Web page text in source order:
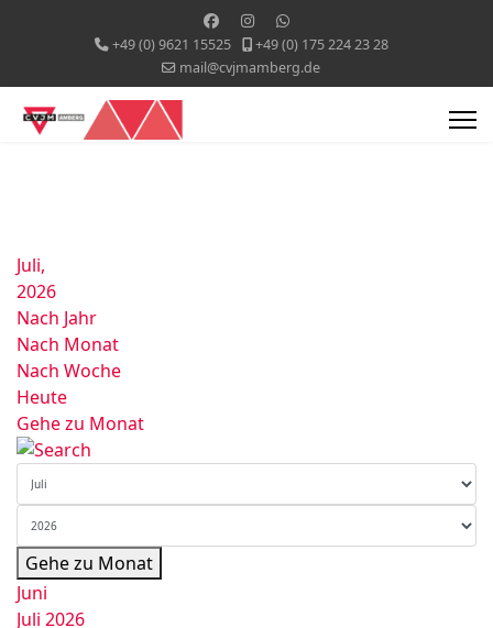
+49 (0) 9621 15525
+49 (0) 175 224 23 28
mail@cvjmamberg.de
Juli,
2026
Nach Jahr
Nach Monat
Nach Woche
Heute
Gehe zu Monat
Gehe zu Monat
Juni
Juli 2026